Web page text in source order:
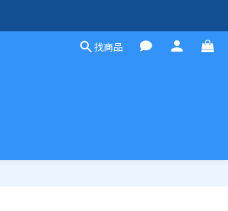
找商品